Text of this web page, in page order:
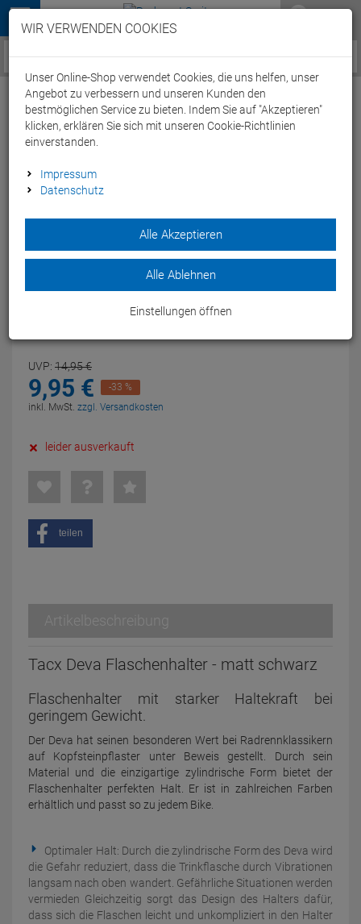
Menü
Service / Hilfe
Tacx Deva Flaschenhalter - matt schwarz
Flaschenhalter mit starker Haltekraft bei geringem Gewicht.
Modelljahr: 2021
MATT SCHWARZ
UVP: 14,95€
9,95 €
-33 %
inkl. MwSt. zzgl. Versandkosten
leider ausverkauft
teilen
Artikelbeschreibung
Tacx Deva Flaschenhalter - matt schwarz
Flaschenhalter mit starker Haltekraft bei
geringem Gewicht.
Der Deva hat seinen besonderen Wert bei Radrennklassikern
auf Kopfsteinpflaster unter Beweis gestellt. Durch sein
Material und die einzigartige zylindrische Form bietet der
Flaschenhalter perfekten Halt. Er ist in zahlreichen Farben
erhältlich und passt so zu jedem Bike.
Optimaler Halt: Durch die zylindrische Form des Deva wird
die Gefahr reduziert, dass die Trinkflasche durch Vibrationen
langsam nach oben wandert. Gefährliche Situationen werden
vermieden Gleichzeitig sorgt das Design des Halters dafür,
dass sich die Flaschen leicht und unkompliziert in den Halter
WIR VERWENDEN COOKIES
Unser Online-Shop verwendet Cookies, die uns helfen, unser
Angebot zu verbessern und unseren Kunden den
bestmöglichen Service zu bieten. Indem Sie auf "Akzeptieren"
klicken, erklären Sie sich mit unseren Cookie-Richtlinien
einverstanden.
Impressum
Datenschutz
Alle Akzeptieren
Alle Ablehnen
Einstellungen öffnen